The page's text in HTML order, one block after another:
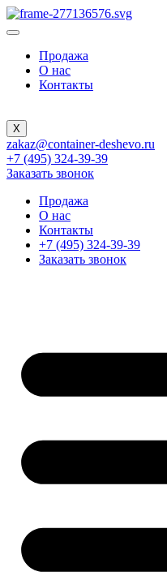
Продажа
О нас
Контакты
X
zakaz@container-deshevo.ru
+7 (495) 324-39-39
Заказать звонок
Продажа
О нас
Контакты
+7 (495) 324-39-39
Заказать звонок